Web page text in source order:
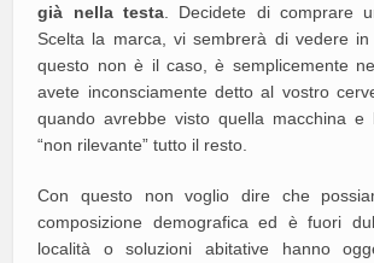
già nella testa. Decidete di comprare
Scelta la marca, vi sembrerà di vedere
questo non è il caso, è semplicemente
avete inconsciamente detto al vostro
quando avrebbe visto quella macchina e
“non rilevante” tutto il resto.
Con questo non voglio dire che
composizione demografica ed è fuori
località o soluzioni abitative hanno